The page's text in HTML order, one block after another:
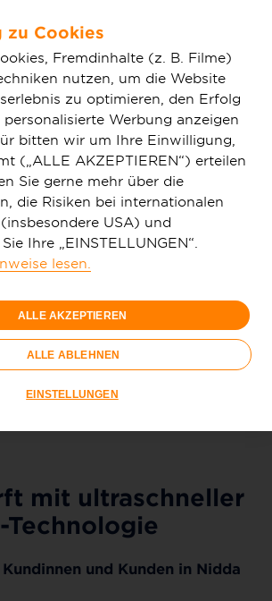
springen
Nidda surft mit ultraschneller Glasfaser-
in Nidda: Die ersten 1.400 Kundinnen
mit ultraschneller
Technologie
und Kunden in Nidda
zu Cookies
Fremdinhalte (z. B. Filme)
nutzen, um die Website
zu optimieren, den Erfolg
Werbung anzeigen
bitten wir um Ihre Einwilligung,
(„ALLE AKZEPTIEREN“) erteilen
Sie gerne mehr über die
die Risiken bei internationalen
USA) und
Ihre „EINSTELLUNGEN“.
lesen.
ALLE AKZEPTIEREN
ALLE ABLEHNEN
EINSTELLUNGEN